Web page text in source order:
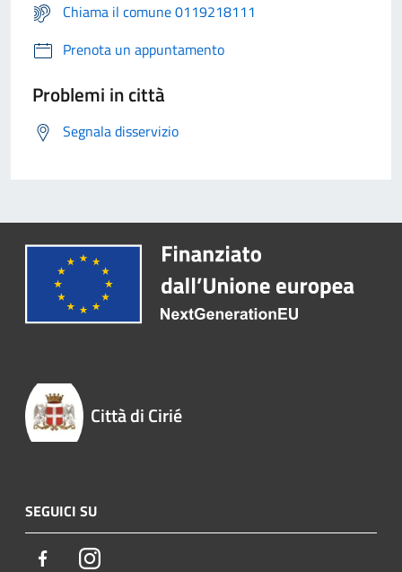
Chiama il comune 0119218111
Prenota un appuntamento
Problemi in città
Segnala disservizio
Città di Cirié
SEGUICI SU
FacebookInstagram